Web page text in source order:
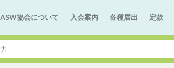
ASW協会について 入会案内 各種届出 定款